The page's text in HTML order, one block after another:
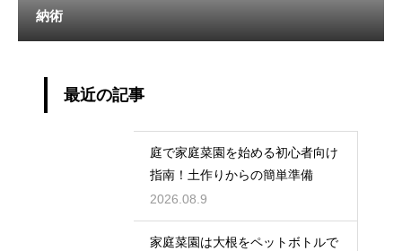
納術
最近の記事
庭で家庭菜園を始める初心者向け
指南！土作りからの簡単準備
2026.08.9
家庭菜園は大根をペットボトルで